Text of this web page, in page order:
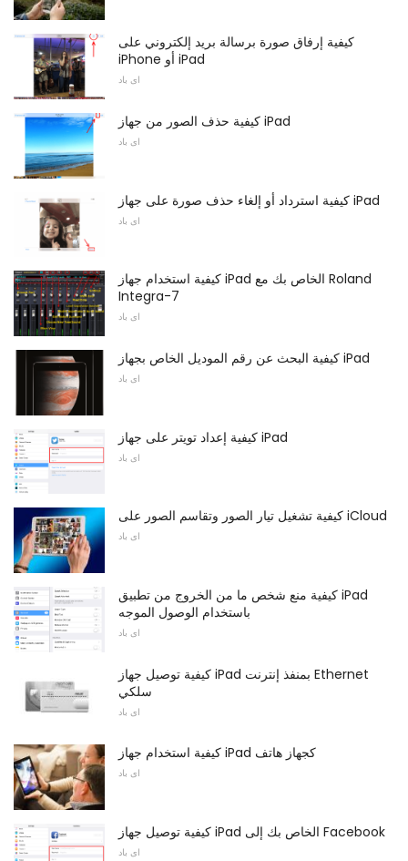
كيفية إرفاق صورة برسالة بريد إلكتروني على
iPhone أو iPad
اى باد
كيفية حذف الصور من جهاز iPad
اى باد
كيفية استرداد أو إلغاء حذف صورة على جهاز iPad
اى باد
كيفية استخدام جهاز iPad الخاص بك مع Roland
Integra-7
اى باد
كيفية البحث عن رقم الموديل الخاص بجهاز iPad
اى باد
كيفية إعداد تويتر على جهاز iPad
اى باد
كيفية تشغيل تيار الصور وتقاسم الصور على iCloud
اى باد
كيفية منع شخص ما من الخروج من تطبيق iPad
باستخدام الوصول الموجه
اى باد
كيفية توصيل جهاز iPad بمنفذ إنترنت Ethernet
سلكي
اى باد
كيفية استخدام جهاز iPad كجهاز هاتف
اى باد
كيفية توصيل جهاز iPad الخاص بك إلى Facebook
اى باد